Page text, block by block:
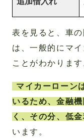
表を見ると、車
は、一般的にマ
ことがわかります
マイカーローン
いるため、金融
く、その分、低
います。